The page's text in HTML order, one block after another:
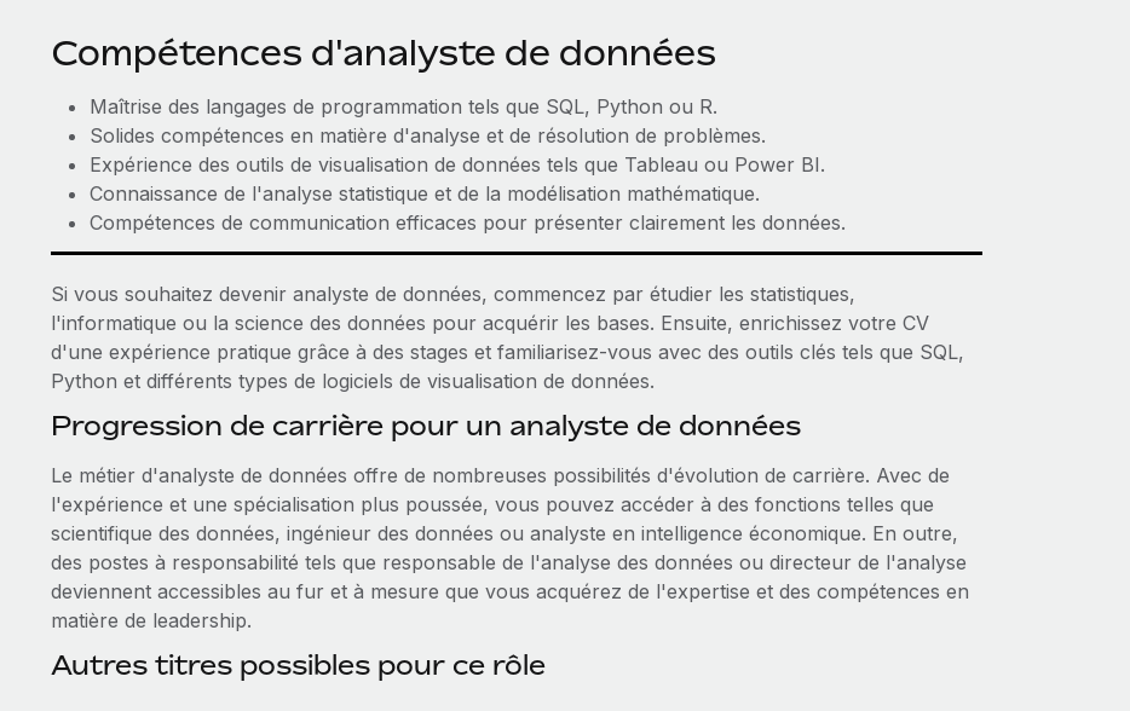
Compétences d'analyste de données
Maîtrise des langages de programmation tels que SQL, Python ou R.
Solides compétences en matière d'analyse et de résolution de problèmes.
Expérience des outils de visualisation de données tels que Tableau ou Power BI.
Connaissance de l'analyse statistique et de la modélisation mathématique.
Compétences de communication efficaces pour présenter clairement les données.
Si vous souhaitez devenir analyste de données, commencez par étudier les statistiques,
l'informatique ou la science des données pour acquérir les bases. Ensuite, enrichissez votre CV
d'une expérience pratique grâce à des stages et familiarisez-vous avec des outils clés tels que SQL,
Python et différents types de logiciels de visualisation de données.
Progression de carrière pour un analyste de données
Le métier d'analyste de données offre de nombreuses possibilités d'évolution de carrière. Avec de
l'expérience et une spécialisation plus poussée, vous pouvez accéder à des fonctions telles que
scientifique des données, ingénieur des données ou analyste en intelligence économique. En outre,
des postes à responsabilité tels que responsable de l'analyse des données ou directeur de l'analyse
deviennent accessibles au fur et à mesure que vous acquérez de l'expertise et des compétences en
matière de leadership.
Autres titres possibles pour ce rôle